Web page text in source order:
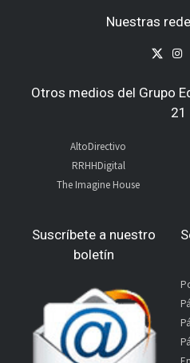
Nuestras
Otros medios del Grupo
21
AltoDirectivo
RRHHDigital
The Imagine House
Suscríbete a nuestro
boletín